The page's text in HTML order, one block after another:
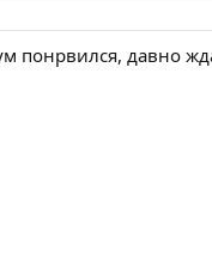
понрвился, давно